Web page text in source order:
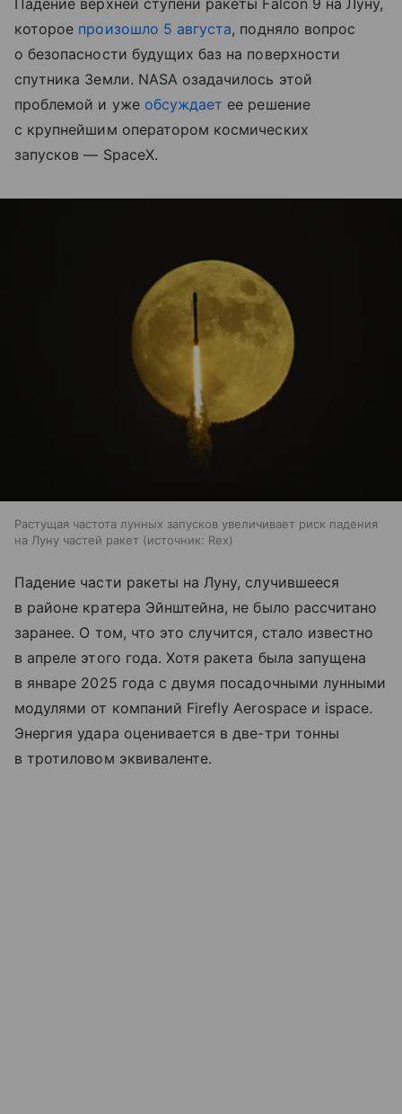
которое произошло 5 августа, подняло вопрос
о безопасности будущих баз на поверхности
спутника Земли. NASA озадачилось этой
проблемой и уже обсуждает ее решение
с крупнейшим оператором космических
запусков — SpaceX.
Растущая частота лунных запусков увеличивает риск падения
на Луну частей ракет
источник: Rex
Падение части ракеты на Луну, случившееся
в районе кратера Эйнштейна, не было рассчитано
заранее. О том, что это случится, стало известно
в апреле этого года. Хотя ракета была запущена
в январе 2025 года с двумя посадочными лунными
модулями от компаний Firefly Aerospace и ispace.
Энергия удара оценивается в две-три тонны
в тротиловом эквиваленте.